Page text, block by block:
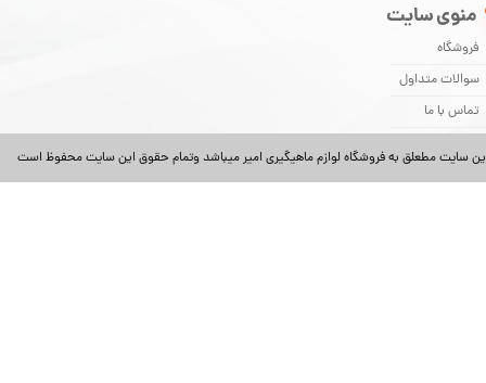
سایت مطعلق به فروشگاه لوازم ماهیگیری امیر میباشد وتمام حقوق این سایت محفوظ است
منوی سایت
فروشگاه
سوالات متداول
تماس با ما